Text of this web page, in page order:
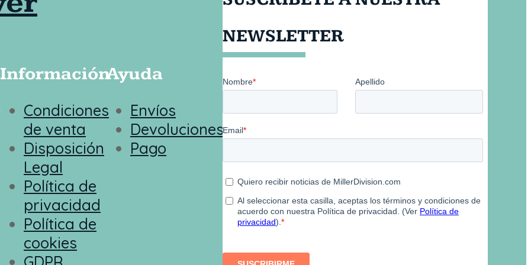
Información
Condiciones
de venta
Disposición
Legal
Política de
privacidad
Política de
cookies
Ayuda
Envíos
Devoluciones
Pago
NEWSLETTER